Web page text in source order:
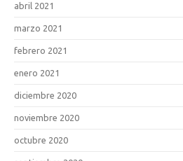
abril 2021
marzo 2021
febrero 2021
enero 2021
diciembre 2020
noviembre 2020
octubre 2020